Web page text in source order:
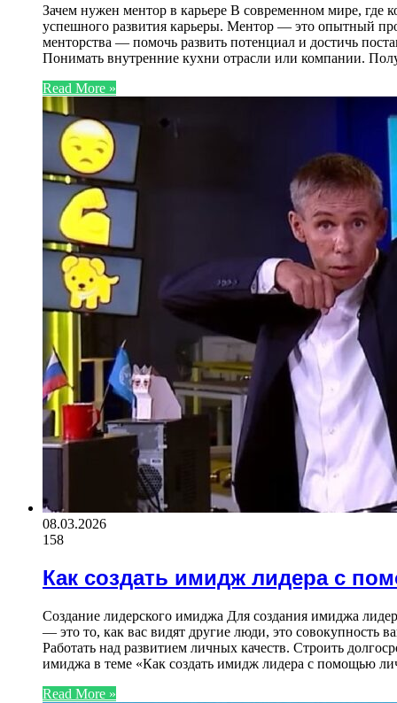
Зачем нужен ментор в карьере В современном мире, где
успешного развития карьеры. Ментор — это опытный
менторства — помочь развить потенциал и достичь
Понимать внутренние кухни отрасли или компании.
Read More »
08.03.2026
158
Как создать имидж лидера с
Создание лидерского имиджа Для создания имиджа
— это то, как вас видят другие люди, это совокупность
Работать над развитием личных качеств. Строить
имиджа в теме «Как создать имидж лидера с помощью
Read More »